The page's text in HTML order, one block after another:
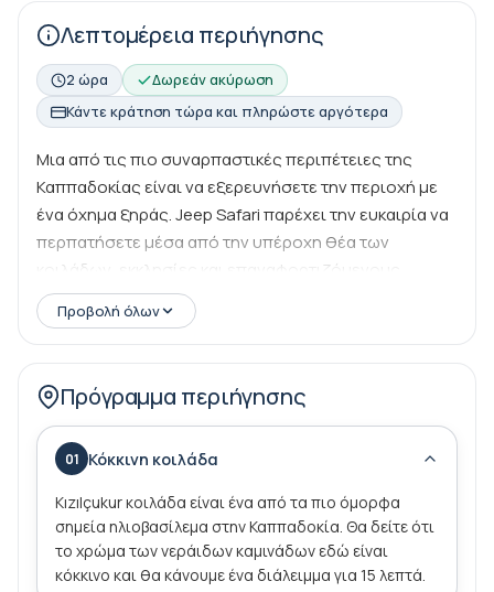
Λεπτομέρεια περιήγησης
2 ώρα
Δωρεάν ακύρωση
Κάντε κράτηση τώρα και πληρώστε αργότερα
Μια από τις πιο συναρπαστικές περιπέτειες της
Καππαδοκίας είναι να εξερευνήσετε την περιοχή με
ένα όχημα ξηράς. Jeep Safari παρέχει την ευκαιρία να
περπατήσετε μέσα από την υπέροχη θέα των
κοιλάδων, εκκλησίες και επαναφορτιζόμενους
χώρους για να προσφέρουν μια αξέχαστη στιγμή σε
μέγεθος. Ελάτε μαζί μας σε μια περιήγηση με τζιπ
Καππαδοκίας, να δείτε τις υπέροχες κοιλάδες και
εκκλησίες της, και να έχετε μια αξέχαστη εμπειρία στη
ζωή σας. Σίγουρα θα πρέπει να έχετε μια εξαιρετική
εμπειρία με υψηλό ενθουσιασμό και δράση σε
Προβολή όλων
Πρόγραμμα περιήγησης
01 Κόκκινη κοιλάδα
Kızılçukur κοιλάδα είναι ένα από τα πιο όμορφα
σημεία ηλιοβασίλεμα στην Καππαδοκία. Θα δείτε ότι
το χρώμα των νεράιδων καμινάδων εδώ είναι
κόκκινο και θα κάνουμε ένα διάλειμμα για 15 λεπτά.